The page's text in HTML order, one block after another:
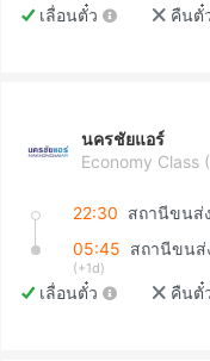
เลื่อนตั๋ว คืนตั๋
นครชัยแอร์
Economy Class
22:30
05:45 สถานีขนส่
(+1d)
เลื่อนตั๋ว คืนตั๋